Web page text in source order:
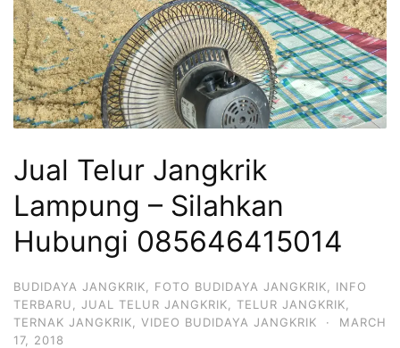
Jual Telur Jangkrik
Lampung – Silahkan
Hubungi 085646415014
BUDIDAYA JANGKRIK FOTO BUDIDAYA JANGKRIK
INFO
TERBARU
JUAL TELUR JANGKRIK TELUR JANGKRIK
TERNAK JANGKRIK
VIDEO BUDIDAYA JANGKRIK ·
MARCH
17, 2018